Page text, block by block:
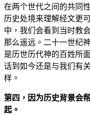
在两个世代之间的共同
历史处境来理解经文更
中，我们会看到当时教
那么遥远。二十一世纪
是历世历代神的百姓所
话到如今还是与我们有
样。
第四，因为历史背景会
起。